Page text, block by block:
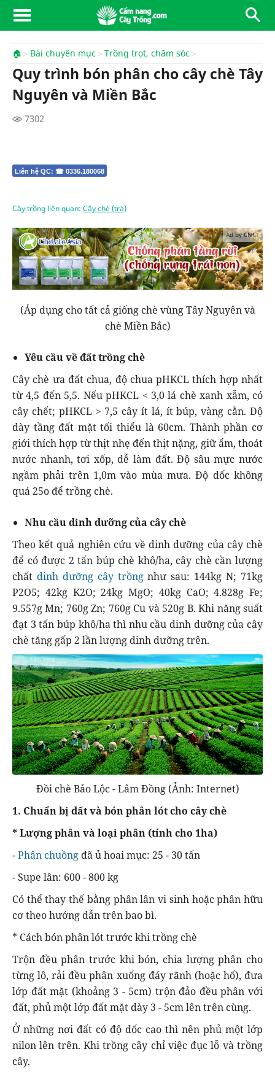
🏠 Bài chuyên mục Trồng trọt, chăm sóc
Quy trình bón phân cho cây chè Tây
Nguyên và Miền Bắc
7302
Liên hệ QC: ☎ 0336.180068
Cây trồng liên quan: Cây chè (trà)
Ad by CNCT
(Áp dụng cho tất cả giống chè vùng Tây Nguyên và
chè Miền Bắc)
Yêu cầu về đất trồng chè
Cây chè ưa đất chua, độ chua pHKCL thích hợp nhất
từ 4,5 đến 5,5. Nếu pHKCL < 3,0 lá chè xanh xẫm, có
cây chết; pHKCL > 7,5 cây ít lá, ít búp, vàng cằn. Độ
dày tầng đất mặt tối thiểu là 60cm. Thành phần cơ
giới thích hợp từ thịt nhẹ đến thịt nặng, giữ ẩm, thoát
nước nhanh, tơi xốp, dễ làm đất. Độ sâu mực nước
ngầm phải trên 1,0m vào mùa mưa. Độ dốc không
quá 25o để trồng chè.
Nhu cầu dinh dưỡng của cây chè
Theo kết quả nghiên cứu về dinh dưỡng của cây chè
để có được 2 tấn búp chè khô/ha, cây chè cần lượng
chất dinh dưỡng cây trồngnhư sau: 144kg N; 71kg
P2O5; 42kg K2O; 24kg MgO; 40kg CaO; 4.828g Fe;
9.557g Mn; 760g Zn; 760g Cu và 520g B. Khi năng suất
đạt 3 tấn búp khô/ha thì nhu cầu dinh dưỡng của cây
chè tăng gấp 2 lần lượng dinh dưỡng trên.
Đồi chè Bảo Lộc - Lâm Đồng (Ảnh: Internet)
1. Chuẩn bị đất và bón phân lót cho cây chè
* Lượng phân và loại phân (tính cho 1ha)
-Phân chuồng đã ủ hoai mục: 25 - 30 tấn
- Supe lân: 600 - 800 kg
Có thể thay thế bằng phân lân vi sinh hoặc phân hữu
cơ theo hướng dẫn trên bao bì.
* Cách bón phân lót trước khi trồng chè
Trộn đều phân trước khi bón, chia lượng phân cho
từng lô, rải đều phân xuống đáy rãnh (hoặc hố), đưa
lớp đất mặt (khoảng 3 - 5cm) trộn đảo đều phân với
đất, phủ một lớp đất mặt dày 3 - 5cm lên trên cùng.
Ở những nơi đất có độ dốc cao thì nên phủ một lớp
nilon lên trên. Khi trồng cây chỉ việc đục lỗ và trồng
cây.